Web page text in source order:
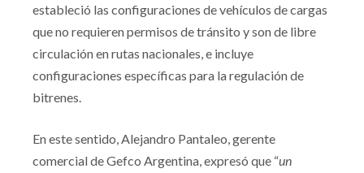
estableció las configuraciones de vehículos de cargas
que no requieren permisos de tránsito y son de libre
circulación en rutas nacionales, e incluye
configuraciones específicas para la regulación de
bitrenes.
En este sentido, Alejandro Pantaleo, gerente
comercial de Gefco Argentina, expresó que “un